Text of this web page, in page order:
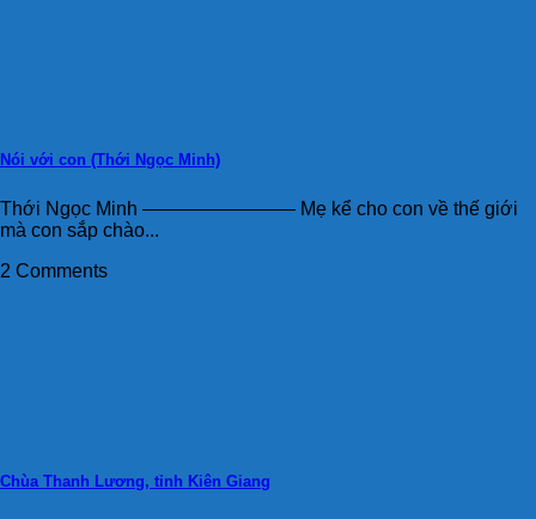
Nói với con (Thới Ngọc Minh)
Thới Ngọc Minh ———————— Mẹ kể cho con về thế giới
mà con sắp chào...
2 Comments
Chùa Thanh Lương, tỉnh Kiên Giang